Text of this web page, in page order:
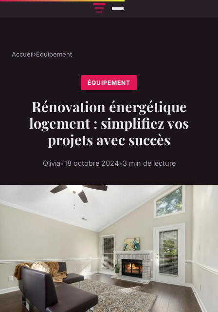
Accueil›Équipement
ÉQUIPEMENT
Rénovation énergétique
logement : simplifiez vos
projets avec succès
Olivia•18 octobre 2024•3 min de lecture